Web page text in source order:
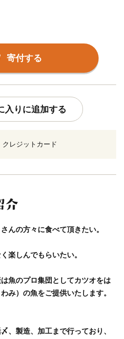
寄付する
入りに追加する
クレジットカード
んの方々に食べて頂きたい。
楽しんでもらいたい。
魚のプロ集団としてカツオをは
み）の魚をご提供いたします。
、製造、加工まで行っており、